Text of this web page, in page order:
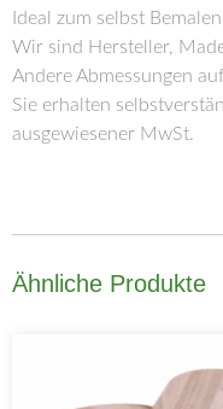
Ideal zum selbst
Wir sind Hersteller,
Andere Abmessungen
Sie erhalten
ausgewiesener MwSt.
Ähnliche Produkte